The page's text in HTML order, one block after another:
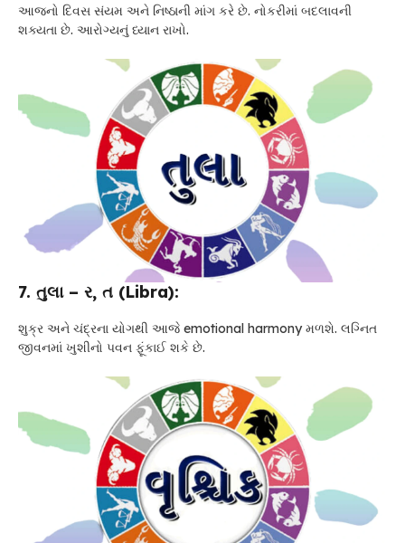
આજનો દિવસ સંયમ અને નિષ્ઠાની માંગ કરે છે. નોકરીમાં બદલાવની
શક્યતા છે. આરોગ્યનું ધ્યાન રાખો.
7. તુલા – ર, ત (Libra):
શુક્ર અને ચંદ્રના યોગથી આજે emotional harmony મળશે. લગ્નિત
જીવનમાં ખુશીનો પવન ફૂંકાઈ શકે છે.